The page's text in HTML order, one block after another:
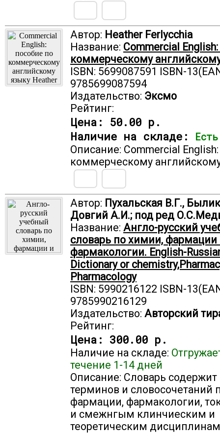
Автор: Heather Ferlycchia
Название: Commercial
коммерческому
ISBN: 5699087591 ISBN-
9785699087594
Издательство: Эксмо
Рейтинг:
Цена: 50.00 р.
Наличие на складе:
Описание: Commercial
коммерческому
Автор: Пухальская В.Г.,
Довгий А.И.; под ред
Название: Англо-русский
словарь по химии, фармации
фармакологии. English-
Dictionary or
Pharmacology
ISBN: 5990216122 ISBN-
9785990216129
Издательство: Авторский
Рейтинг:
Цена: 300.00 р.
Наличие на складе:
течение 1-14 дней
Описание: Словарь содержит
терминов и словосочетаний
фармации, фармакологии,
и смежнгым клинчиеским и
теоретическим